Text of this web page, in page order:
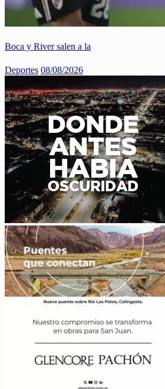
Boca y River salen a la
Deportes 08/08/2026